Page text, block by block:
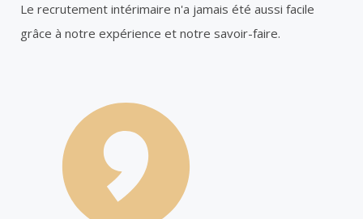
Le recrutement intérimaire n'a jamais été aussi facile
grâce à notre expérience et notre savoir-faire.